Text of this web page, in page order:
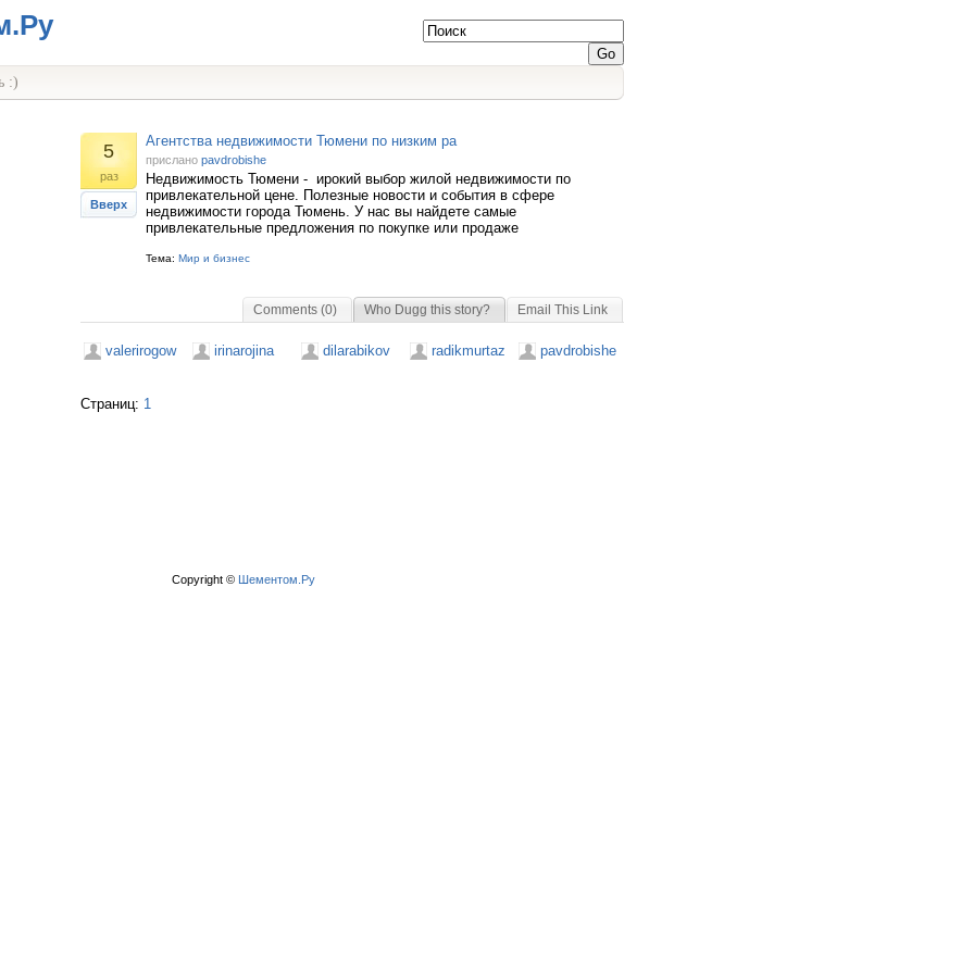
:)
5
раз
Вверх
Агентства недвижимости Тюмени по низким ра
прислано pavdrobishe
Недвижимость Тюмени - ирокий выбор жилой недвижимости по
привлекательной цене. Полезные новости и события в сфере
недвижимости города Тюмень. У нас вы найдете самые
привлекательные предложения по покупке или продаже
Тема: Мир и бизнес
Comments (0) Who Dugg this story? Email This Link
valerirogow irinarojina dilarabikov radikmurtaz pavdrobishe
Страниц: 1
Copyright © Шементом.Ру